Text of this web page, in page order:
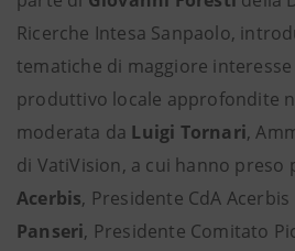
Ricerche Intesa Sanpaolo,
tematiche di maggiore
produttivo locale approfondite
moderata da Luigi Tornari,
di VatiVision, a cui hanno preso
Acerbis, Presidente CdA Acerbis
Panseri, Presidente Comitato